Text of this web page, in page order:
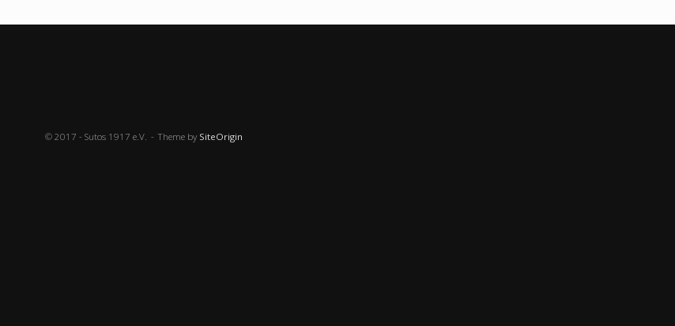
© 2017 - Sutos 1917 e.V. Theme by SiteOrigin